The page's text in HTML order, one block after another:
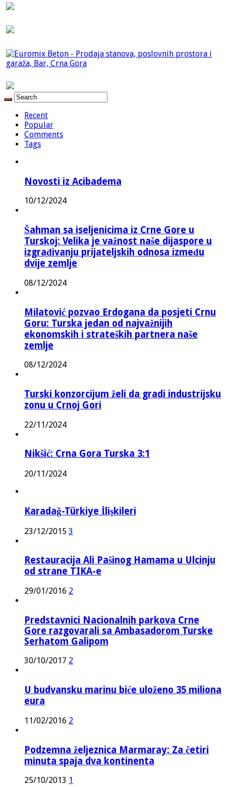
Recent
Popular
Comments
Tags
Novosti iz Acibadema
10/12/2024
Šahman sa iseljenicima iz Crne Gore u
Turskoj: Velika je važnost naše dijaspore u
izgrađivanju prijateljskih odnosa između
dvije zemlje
08/12/2024
Milatović pozvao Erdogana da posjeti Crnu
Goru: Turska jedan od najvažnijih
ekonomskih i strateških partnera naše
zemlje
08/12/2024
Turski konzorcijum želi da gradi industrijsku
zonu u Crnoj Gori
22/11/2024
Nikšić: Crna Gora Turska 3:1
20/11/2024
Karadağ-Türkiye İlişkileri
23/12/2015 3
Restauracija Ali Pašinog Hamama u Ulcinju
od strane TIKA-e
29/01/2016 2
Predstavnici Nacionalnih parkova Crne
Gore razgovarali sa Ambasadorom Turske
Serhatom Galipom
30/10/2017 2
U budvansku marinu biće uloženo 35 miliona
eura
11/02/2016 2
Podzemna željeznica Marmaray: Za četiri
minuta spaja dva kontinenta
25/10/2013 1